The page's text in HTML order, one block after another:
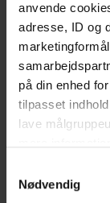
anvende
adresse, ID og
på din enhed
tilpasset
lave
tilbage eller
Nødvendig
Artikler,